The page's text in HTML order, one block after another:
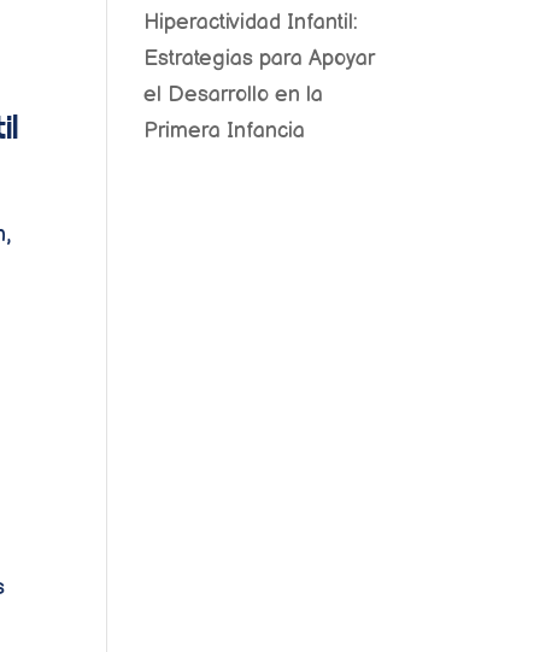
Hiperactividad Infantil:
Estrategias para Apoyar
el Desarrollo en la
Primera Infancia